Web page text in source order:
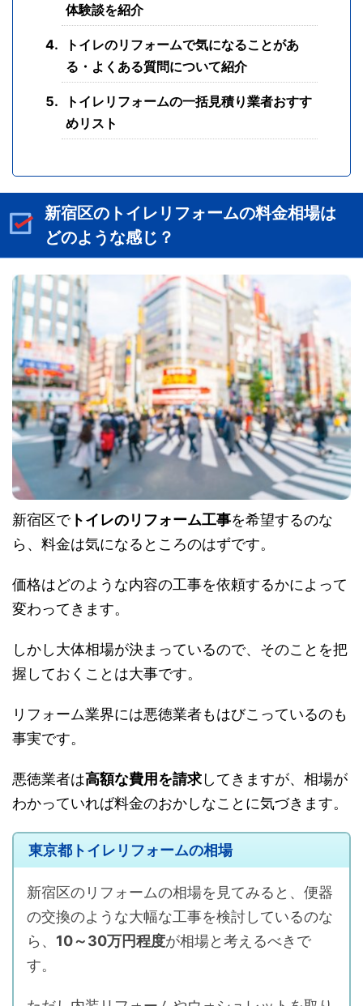
体験談を紹介
トイレのリフォームで気になることがあ
る・よくある質問について紹介
トイレリフォームの一括見積り業者おすす
めリスト
新宿区のトイレリフォームの料金相場は
どのような感じ？
新宿区でトイレのリフォーム工事を希望するのな
ら、料金は気になるところのはずです。
価格はどのような内容の工事を依頼するかによって
変わってきます。
しかし大体相場が決まっているので、そのことを把
握しておくことは大事です。
リフォーム業界には悪徳業者もはびこっているのも
事実です。
悪徳業者は高額な費用を請求してきますが、相場が
わかっていれば料金のおかしなことに気づきます。
東京都トイレリフォームの相場
新宿区のリフォームの相場を見てみると、便器
の交換のような大幅な工事を検討しているのな
ら、 10～30万円程度が相場と考えるべきで
す。